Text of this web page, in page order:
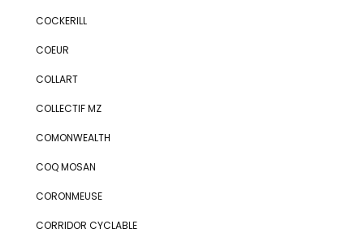
COCKERILL
COEUR
COLLART
COLLECTIF MZ
COMONWEALTH
COQ MOSAN
CORONMEUSE
CORRIDOR CYCLABLE